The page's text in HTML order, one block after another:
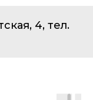
4, тел.